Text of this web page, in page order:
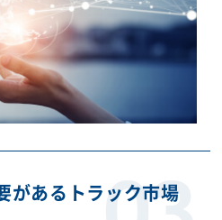
があるトラック市場